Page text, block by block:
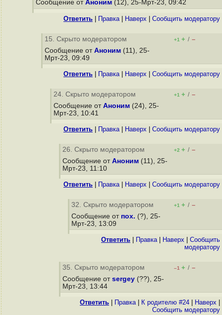
Сообщение от Аноним (12), 25-Мрт-23, 09:42
Ответить Правка| Наверх Cообщить модератору
15. Скрыто модератором +1 + / –
Сообщение от Аноним (11), 25-
Мрт-23, 09:49
Ответить Правка| Наверх Cообщить модератору
24. Скрыто модератором +1 + / –
Сообщение от Аноним (24), 25-
Мрт-23, 10:41
Ответить Правка| Наверх Cообщить модератору
26. Скрыто модератором +2 + / –
Сообщение от Аноним (11), 25-
Мрт-23, 11:10
Ответить Правка| Наверх Cообщить модератору
32. Скрыто модератором +1 + / –
Сообщение от пох. (?), 25-
Мрт-23, 13:09
Ответить Правка| Наверх
Cообщить
модератору
35. Скрыто модератором –1 + / –
Сообщение от sergey (??), 25-
Мрт-23, 13:44
Ответить Правка| К родителю #24 Наверх
Cообщить модератору